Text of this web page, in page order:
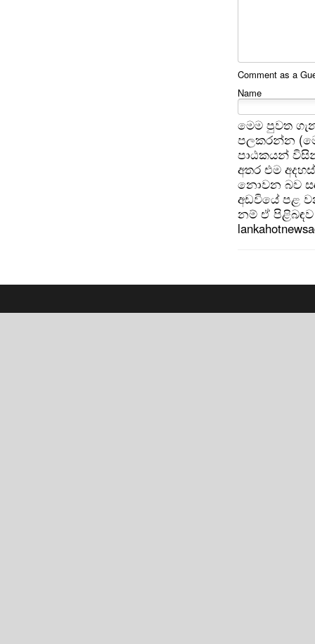
Comment as a
Name
මෙම පුවත
පලකරන්න
පාඨකයන්
අතර එම
නොවන බව
අඩවියේ පළ
නම් ඒ පිළිබඳව